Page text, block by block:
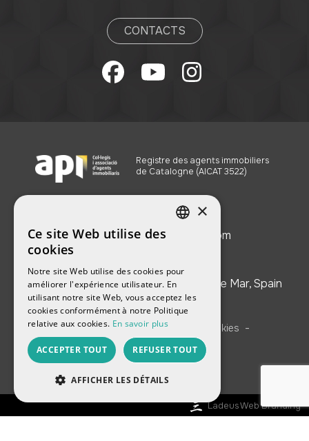
CONTACTS
Registre des agents immobiliers
de Catalogne (AICAT 3522)
dm4housing2020@gmail.com
Av. Vila de Blanes 162, Local 3, Lloret de Mar, Spain
Mentions légales - Politique de cookies -
Politique de confidentialité
Ladeus Web Branding
CATALAN
RUSSIAN
×
Ce site Web utilise des
cookies
Notre site Web utilise des cookies pour
améliorer l'expérience utilisateur. En
utilisant notre site Web, vous acceptez les
cookies conformément à notre Politique
relative aux cookies. En savoir plus
ACCEPTER TOUT REFUSER TOUT
AFFICHER LES DÉTAILS